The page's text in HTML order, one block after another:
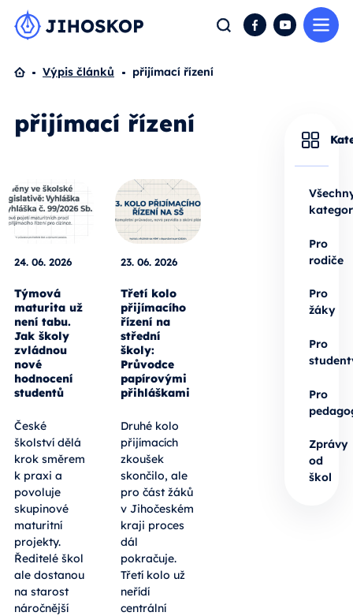
Hledat FacebookYouTube
Domů
Výpis článků přijímací řízení
přijímací řízení
24. 06. 2026
Týmová
maturita už
není tabu.
Jak školy
zvládnou
nové
hodnocení
studentů
České
školství dělá
krok směrem
k praxi a
povoluje
skupinové
maturitní
projekty.
Ředitelé škol
ale dostanou
na starost
náročnější
23. 06. 2026
Třetí kolo
přijímacího
řízení na
střední
školy:
Průvodce
papírovými
přihláškami
Druhé kolo
přijímacích
zkoušek
skončilo, ale
pro část žáků
v Jihočeském
kraji proces
dál
pokračuje.
Třetí kolo už
neřídí
centrální
Pro
rodiče
Pro
žáky
Pro
Pro
Zprávy
od
škol